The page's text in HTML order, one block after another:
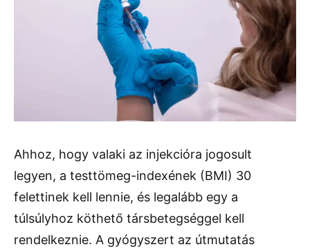
Ahhoz, hogy valaki az injekcióra jogosult
legyen, a testtömeg-indexének (BMI) 30
felettinek kell lennie, és legalább egy a
túlsúlyhoz köthető társbetegséggel kell
rendelkeznie. A gyógyszert az útmutatás